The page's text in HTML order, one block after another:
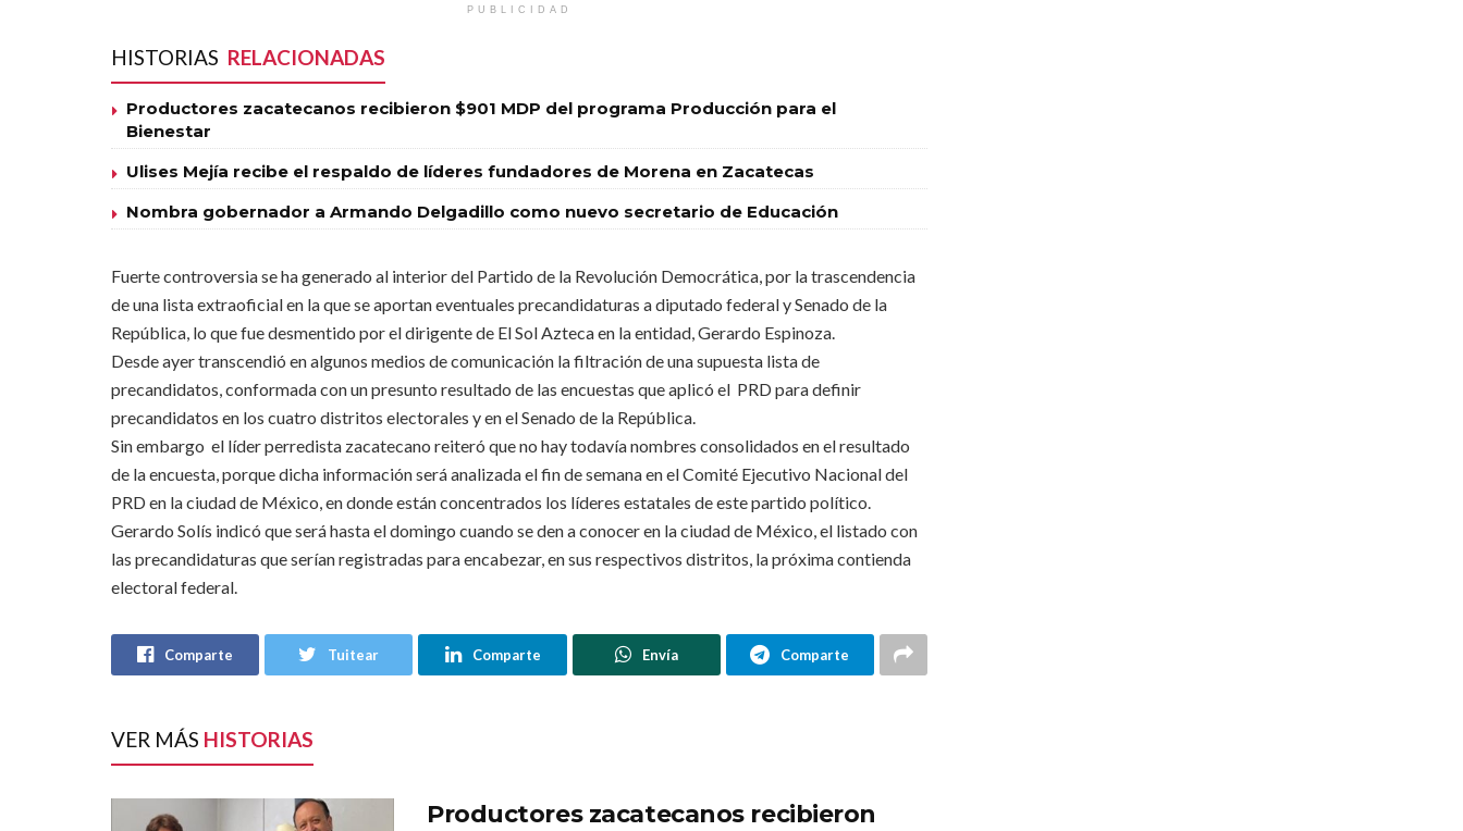
PUBLICIDAD
HISTORIAS RELACIONADAS
Productores zacatecanos recibieron $901 MDP del programa Producción para el
Bienestar
Ulises Mejía recibe el respaldo de líderes fundadores de Morena en Zacatecas
Nombra gobernador a Armando Delgadillo como nuevo secretario de Educación
Fuerte controversia se ha generado al interior del Partido de la Revolución Democrática, por la trascendencia
de una lista extraoficial en la que se aportan eventuales precandidaturas a diputado federal y Senado de la
República, lo que fue desmentido por el dirigente de El Sol Azteca en la entidad, Gerardo Espinoza.
Desde ayer transcendió en algunos medios de comunicación la filtración de una supuesta lista de
precandidatos, conformada con un presunto resultado de las encuestas que aplicó el PRD para definir
precandidatos en los cuatro distritos electorales y en el Senado de la República.
Sin embargo el líder perredista zacatecano reiteró que no hay todavía nombres consolidados en el resultado
de la encuesta, porque dicha información será analizada el fin de semana en el Comité Ejecutivo Nacional del
PRD en la ciudad de México, en donde están concentrados los líderes estatales de este partido político.
Gerardo Solís indicó que será hasta el domingo cuando se den a conocer en la ciudad de México, el listado con
las precandidaturas que serían registradas para encabezar, en sus respectivos distritos, la próxima contienda
electoral federal.
Comparte Tuitear Comparte Envía Comparte
VER MÁS HISTORIAS
Productores zacatecanos recibieron